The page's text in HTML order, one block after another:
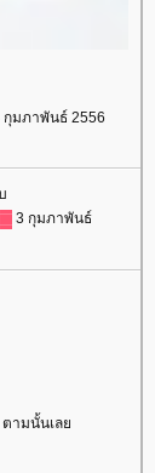
กุมภาพันธ์ 2556
3 กุมภาพันธ์
ตามนั้นเล